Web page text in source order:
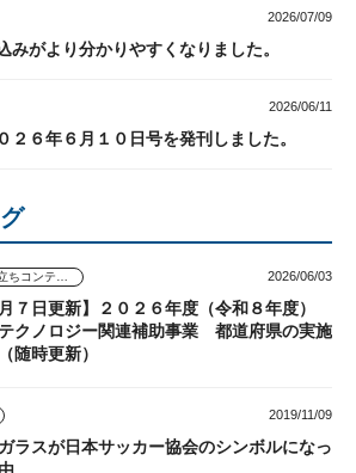
2026/07/09
みがより分かりやすくなりました。
2026/06/11
２６年６月１０日号を発刊しました。
お役立ちコンテンツ 2026/06/03
月７日更新】２０２６年度（令和８年度）
クノロジー関連補助事業 都道府県の実施
随時更新）
2019/11/09
ラスが日本サッカー協会のシンボルになっ